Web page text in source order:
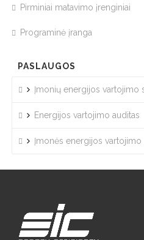
Pirminiai matavimo įrenginiai
Programinė įranga
PASLAUGOS
Įmonių energijos vartojimo
Energijos vartojimo auditas
Įmonės energijos